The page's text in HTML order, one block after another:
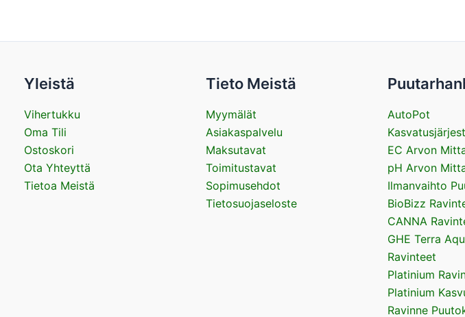
Yleistä
Vihertukku
Oma Tili
Ostoskori
Ota Yhteyttä
Tietoa Meistä
Tieto Meistä
Myymälät
Asiakaspalvelu
Maksutavat
Toimitustavat
Sopimusehdot
Tietosuojaseloste
AutoPot
EC Arvon
pH Arvon
Ilmanvaihto
BioBizz
CANNA
GHE Terra
Ravinteet
Platinium
Platinium
Ravinne